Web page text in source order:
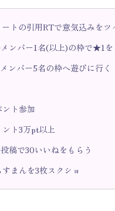
トの引用RTで意気込みをツ
ンバー1名(以上)の枠で★1を
ンバー5名の枠へ遊びに行く
ント参加
ト3万pt以上
稿で30いいねをもらう
まんを3枚スクショ